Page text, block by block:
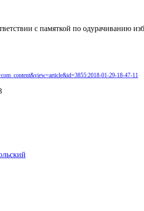
с памяткой по одурачиванию
01-29-18-47-11